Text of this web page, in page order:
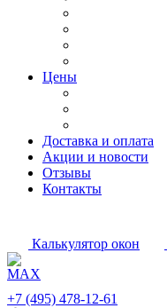
Цены
Доставка и оплата
Акции и новости
Отзывы
Контакты
Калькулятор окон
+7 (495) 478-12-61